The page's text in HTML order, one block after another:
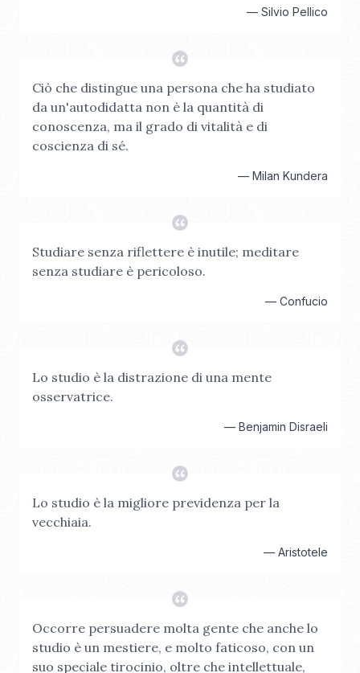
— Silvio Pellico
Ciò che distingue una persona che ha studiato
da un'autodidatta non è la quantità di
conoscenza, ma il grado di vitalità e di
coscienza di sé.
— Milan Kundera
Studiare senza riflettere è inutile; meditare
senza studiare è pericoloso.
— Confucio
Lo studio è la distrazione di una mente
osservatrice.
— Benjamin Disraeli
Lo studio è la migliore previdenza per la
vecchiaia.
— Aristotele
Occorre persuadere molta gente che anche lo
studio è un mestiere, e molto faticoso, con un
suo speciale tirocinio, oltre che intellettuale,